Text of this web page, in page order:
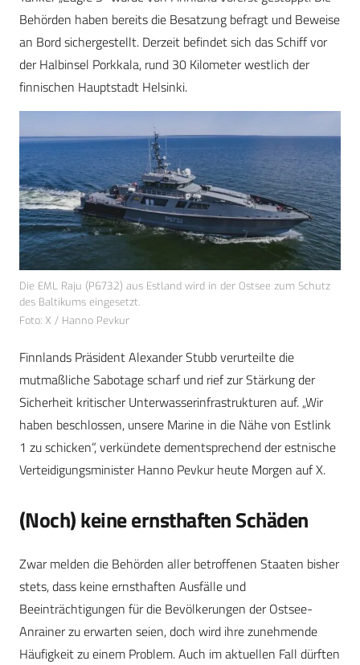
Behörden haben bereits die Besatzung befragt und Beweise
an Bord sichergestellt. Derzeit befindet sich das Schiff vor
der Halbinsel Porkkala, rund 30 Kilometer westlich der
finnischen Hauptstadt Helsinki.
Die EML Raju (P6732) aus Estland wird in der Ostsee zum Schutz
des Baltikums eingesetzt.
Foto: X / Hanno Pevkur
Finnlands Präsident Alexander Stubb verurteilte die
mutmaßliche Sabotage scharf und rief zur Stärkung der
Sicherheit kritischer Unterwasserinfrastrukturen auf. „Wir
haben beschlossen, unsere Marine in die Nähe von Estlink
1 zu schicken“, verkündete dementsprechend der estnische
Verteidigungsminister Hanno Pevkur heute Morgen auf X.
(Noch) keine ernsthaften Schäden
Zwar melden die Behörden aller betroffenen Staaten bisher
stets, dass keine ernsthaften Ausfälle und
Beeinträchtigungen für die Bevölkerungen der Ostsee-
Anrainer zu erwarten seien, doch wird ihre zunehmende
Häufigkeit zu einem Problem. Auch im aktuellen Fall dürften